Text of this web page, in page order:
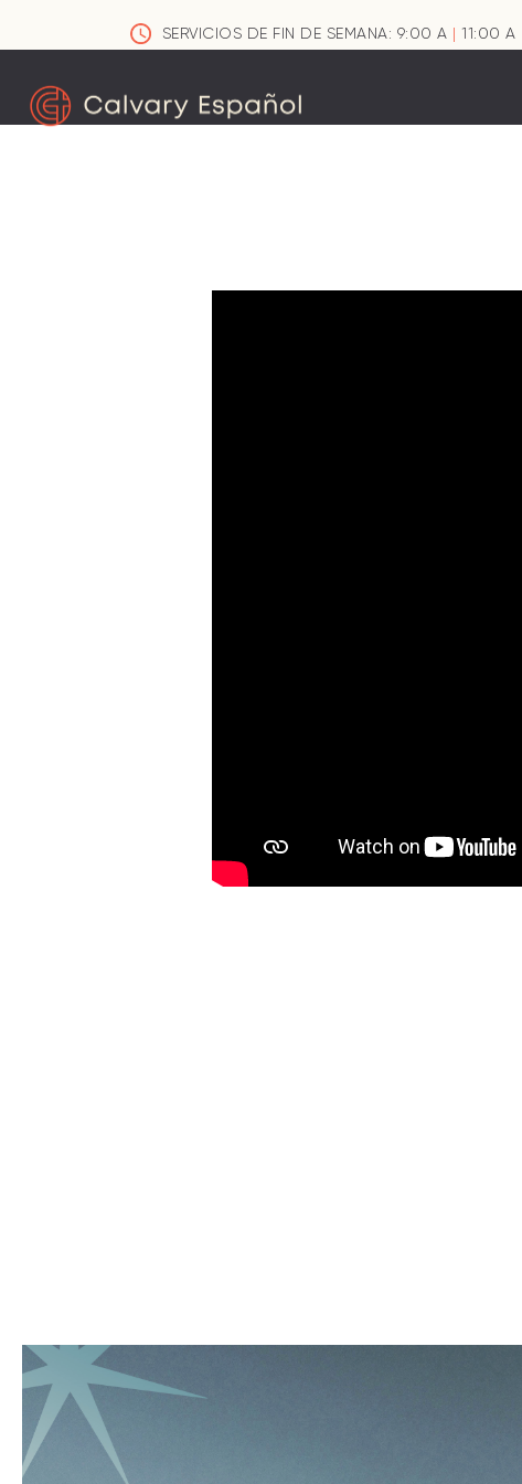
SERVICIOS DE FIN DE SEMANA: 9:00 A | 11:00 A